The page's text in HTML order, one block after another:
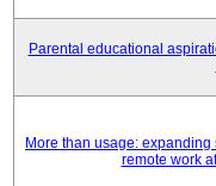
Parental educational
More than usage:
remote work